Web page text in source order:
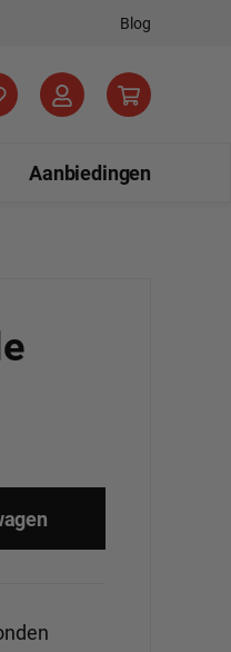
Blog
Je hebt 0 items op je
Aanbiedingen
gewenste